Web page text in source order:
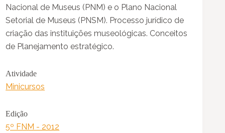
Nacional de Museus (PNM) e o Plano Nacional
Setorial de Museus (PNSM). Processo jurídico de
criação das instituições museológicas. Conceitos
de Planejamento estratégico.
Atividade
Minicursos
Edição
5º FNM - 2012